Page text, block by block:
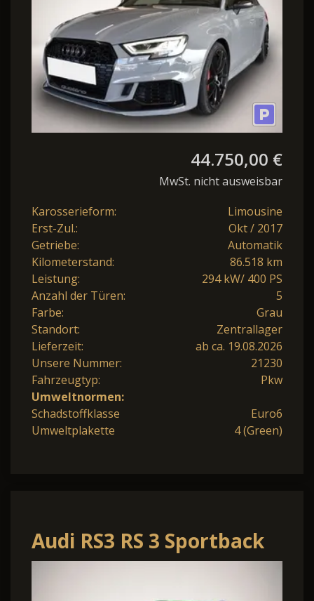
44.750,00 €
MwSt. nicht ausweisbar
Karosserieform:
Limousine
Erst-Zul.:
Okt / 2017
Getriebe:
Automatik
Kilometerstand:
86.518 km
Leistung:
294 kW/ 400 PS
Anzahl der Türen:
5
Farbe:
Grau
Standort:
Zentrallager
Lieferzeit:
ab ca. 19.08.2026
Unsere Nummer:
21230
Fahrzeugtyp:
Pkw
Umweltnormen:
Schadstoffklasse
Euro6
Umweltplakette
4 (Green)
Audi RS3 RS 3 Sportback
280 km/h/Sonos*Head_up